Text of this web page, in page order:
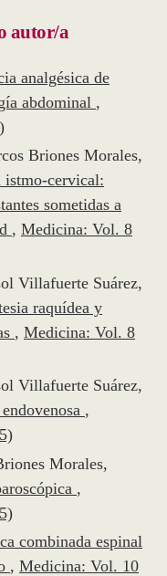
autor/a
analgésica de
abdominal ,
Briones Morales,
cervical:
sometidas a
, Medicina: Vol. 8
Villafuerte Suárez,
raquídea y
, Medicina: Vol. 8
Villafuerte Suárez,
,
Morales,
,
combinada espinal
, Medicina: Vol. 10